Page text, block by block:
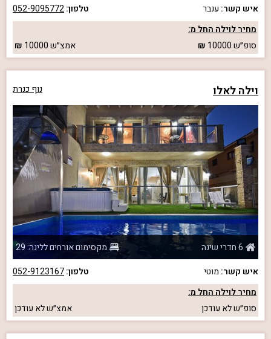
איש קשר: ענבר טלפון:052-9095772
מחיר לוילה החל מ:
סופ״ש10000 אמצ״ש10000
וילה לאלו נוף כנרת
6 חדרי שינה
מקסימום אורחים ללינה: 29
איש קשר: מוטי טלפון:052-9123167
מחיר לוילה החל מ:
סופ״שלא עודכן אמצ״שלא עודכן